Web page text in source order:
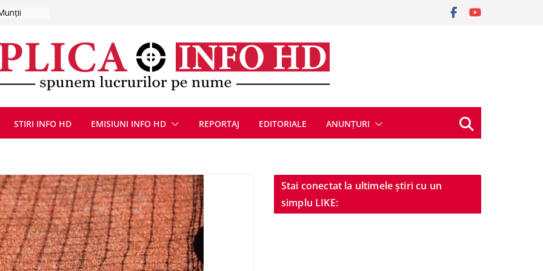
traseu
a
cu
un
Evul
STIRI INFO HD EMISIUNI INFO HD REPORTAJ EDITORIALE ANUNȚURI
Stai conectat la ultimele știri cu un
simplu LIKE: